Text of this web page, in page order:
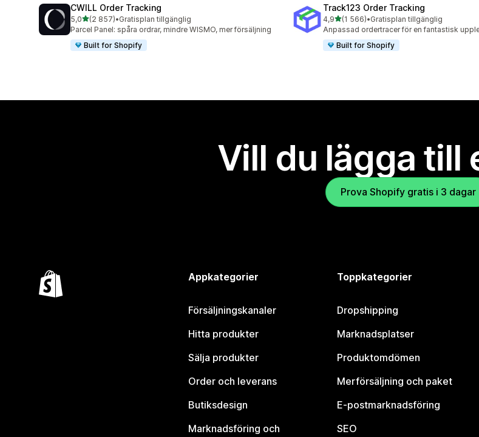
CWILL Order Tracking
5,0av 5 stjärnor
(2 857)
2857 recensioner totalt
•Gratisplan tillgänglig
Parcel Panel: spåra ordrar, mindre WISMO, mer försäljning
Built for Shopify
Track123 Order Tracking
4,9av 5 stjärnor
(1 566)
1566 recensioner totalt
•Gratisplan tillgänglig
Anpassad ordertracer för en fantastisk
Built for Shopify
Vill du lägga till
Prova Shopify gratis i 3 dagar
Appkategorier
Försäljningskanaler
Hitta produkter
Sälja produkter
Order och leverans
Butiksdesign
Marknadsföring och
Toppkategorier
Dropshipping
Marknadsplatser
Produktomdömen
Merförsäljning och paket
E-postmarknadsföring
SEO